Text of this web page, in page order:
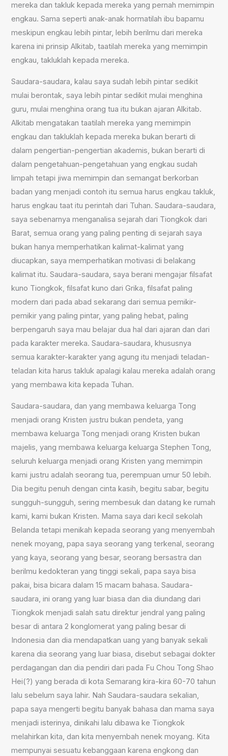
mereka dan takluk kepada mereka yang pernah memimpin
engkau. Sama seperti anak-anak hormatilah ibu bapamu
meskipun engkau lebih pintar, lebih berilmu dari mereka
karena ini prinsip Alkitab, taatilah mereka yang memimpin
engkau, takluklah kepada mereka.
Saudara-saudara, kalau saya sudah lebih pintar sedikit
mulai berontak, saya lebih pintar sedikit mulai menghina
guru, mulai menghina orang tua itu bukan ajaran Alkitab.
Alkitab mengatakan taatilah mereka yang memimpin
engkau dan takluklah kepada mereka bukan berarti di
dalam pengertian-pengertian akademis, bukan berarti di
dalam pengetahuan-pengetahuan yang engkau sudah
limpah tetapi jiwa memimpin dan semangat berkorban
badan yang menjadi contoh itu semua harus engkau takluk,
harus engkau taat itu perintah dari Tuhan. Saudara-saudara,
saya sebenarnya menganalisa sejarah dari Tiongkok dari
Barat, semua orang yang paling penting di sejarah saya
bukan hanya memperhatikan kalimat-kalimat yang
diucapkan, saya memperhatikan motivasi di belakang
kalimat itu. Saudara-saudara, saya berani mengajar filsafat
kuno Tiongkok, filsafat kuno dari Grika, filsafat paling
modern dari pada abad sekarang dari semua pemikir-
pemikir yang paling pintar, yang paling hebat, paling
berpengaruh saya mau belajar dua hal dari ajaran dan dari
pada karakter mereka. Saudara-saudara, khususnya
semua karakter-karakter yang agung itu menjadi teladan-
teladan kita harus takluk apalagi kalau mereka adalah orang
yang membawa kita kepada Tuhan.
Saudara-saudara, dan yang membawa keluarga Tong
menjadi orang Kristen justru bukan pendeta, yang
membawa keluarga Tong menjadi orang Kristen bukan
majelis, yang membawa keluarga keluarga Stephen Tong,
seluruh keluarga menjadi orang Kristen yang memimpin
kami justru adalah seorang tua, perempuan umur 50 lebih.
Dia begitu penuh dengan cinta kasih, begitu sabar, begitu
sungguh-sungguh, sering membesuk dan datang ke rumah
kami, kami bukan Kristen. Mama saya dari kecil sekolah
Belanda tetapi menikah kepada seorang yang menyembah
nenek moyang, papa saya seorang yang terkenal, seorang
yang kaya, seorang yang besar, seorang bersastra dan
berilmu kedokteran yang tinggi sekali, papa saya bisa
pakai, bisa bicara dalam 15 macam bahasa. Saudara-
saudara, ini orang yang luar biasa dan dia diundang dari
Tiongkok menjadi salah satu direktur jendral yang paling
besar di antara 2 konglomerat yang paling besar di
Indonesia dan dia mendapatkan uang yang banyak sekali
karena dia seorang yang luar biasa, disebut sebagai dokter
perdagangan dan dia pendiri dari pada Fu Chou Tong Shao
Hei(?) yang berada di kota Semarang kira-kira 60-70 tahun
lalu sebelum saya lahir. Nah Saudara-saudara sekalian,
papa saya mengerti begitu banyak bahasa dan mama saya
menjadi isterinya, dinikahi lalu dibawa ke Tiongkok
melahirkan kita, dan kita menyembah nenek moyang. Kita
mempunyai sesuatu kebanggaan karena engkong dan